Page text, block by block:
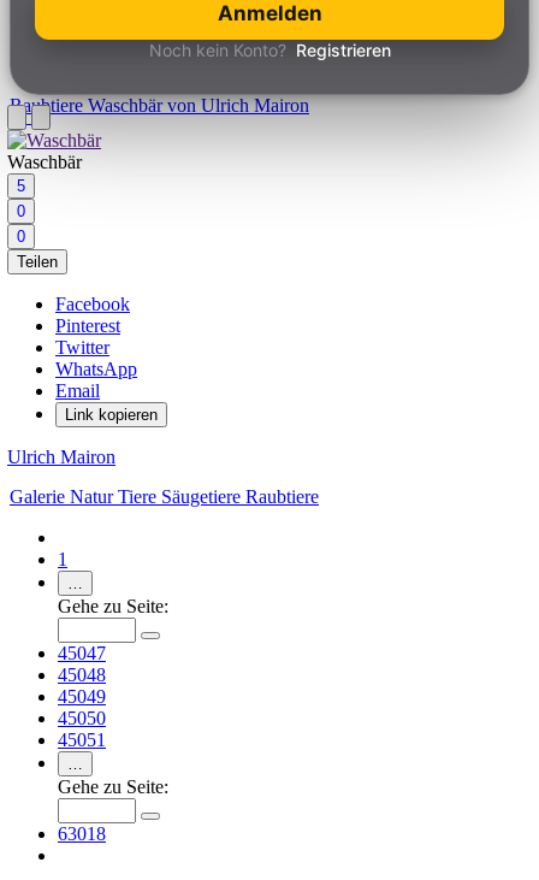
Anmelden
Noch kein Konto? Registrieren
RaubtiereWaschbär von Ulrich Mairon
Waschbär
5
0
0
Teilen
Facebook
Pinterest
Twitter
WhatsApp
Email
Link kopieren
Ulrich Mairon
Galerie NaturTiere Säugetiere Raubtiere
1
…
Gehe zu Seite:
45047
45048
45049
45050
45051
…
Gehe zu Seite:
63018